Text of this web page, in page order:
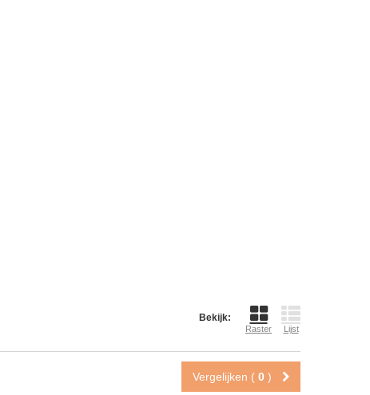
Bekijk:
Raster Lijst
Vergelijken ( 0 )